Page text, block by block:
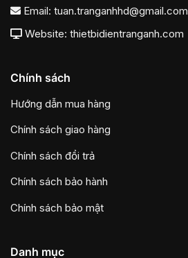
Email: tuan.tranganhhd@gmail.com
Website: thietbidientranganh.com
Chính sách
Hướng dẫn mua hàng
Chính sách giao hàng
Chính sách đổi trả
Chính sách bảo hành
Chính sách bảo mật
Danh mục